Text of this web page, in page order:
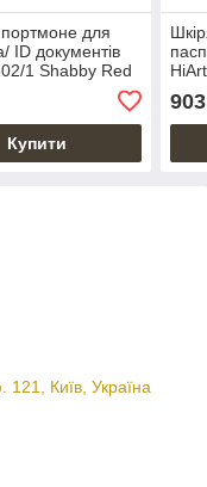
для
ID документів
1 Shabby Red
Купити
903
121, Київ, Україна